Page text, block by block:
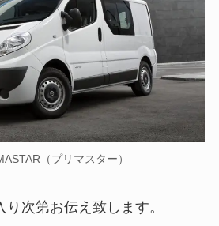
（プリマスター）
次第お伝え致します。